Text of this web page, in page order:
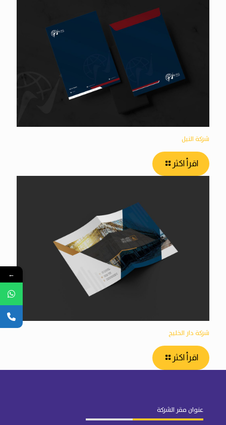
شركة النيل
اقرأ اكثر
شركة دار الخليج
اقرأ اكثر
عنوان مقر الشركة
←